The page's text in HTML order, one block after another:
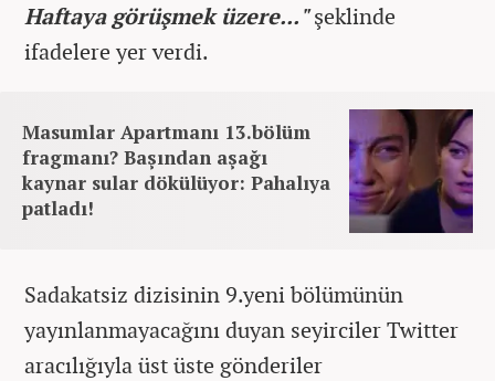
Haftaya görüşmek üzere..."şeklinde
ifadelere yer verdi.
Masumlar Apartmanı 13.bölüm
fragmanı? Başından aşağı
kaynar sular dökülüyor: Pahalıya
patladı!
Sadakatsiz dizisinin 9.yeni bölümünün
yayınlanmayacağını duyan seyirciler Twitter
aracılığıyla üst üste gönderiler